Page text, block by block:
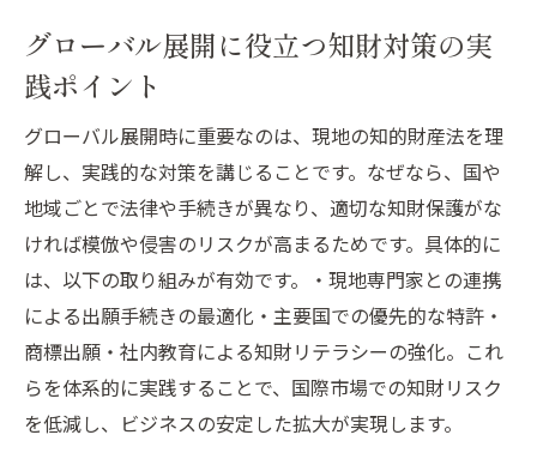
グローバル展開に役立つ知財対策の実
践ポイント
グローバル展開時に重要なのは、現地の知的財産法を理
解し、実践的な対策を講じることです。なぜなら、国や
地域ごとで法律や手続きが異なり、適切な知財保護がな
ければ模倣や侵害のリスクが高まるためです。具体的に
は、以下の取り組みが有効です。・現地専門家との連携
による出願手続きの最適化・主要国での優先的な特許・
商標出願・社内教育による知財リテラシーの強化。これ
らを体系的に実践することで、国際市場での知財リスク
を低減し、ビジネスの安定した拡大が実現します。